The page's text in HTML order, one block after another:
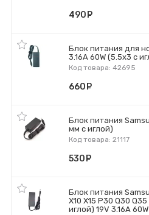
490
Блок питания для
3.16A 60W (5.5x3 с
Код товара: 42695
660
Блок питания
мм с иглой)
Код товара: 21117
530
Блок питания
X10 X15 P30 Q30
иглой) 19V 3.16A